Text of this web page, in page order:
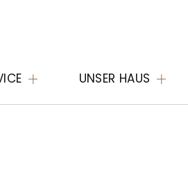
UNSER HAUS